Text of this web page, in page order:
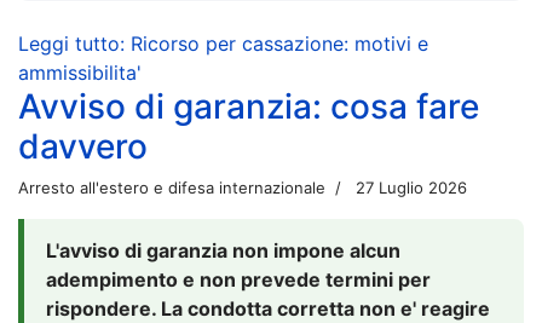
Leggi tutto: Ricorso per cassazione: motivi e
ammissibilita'
Avviso di garanzia: cosa fare
davvero
Arresto all'estero e difesa internazionale 27 Luglio 2026
L'avviso di garanzia non impone alcun
adempimento e non prevede termini per
rispondere. La condotta corretta non e' reagire